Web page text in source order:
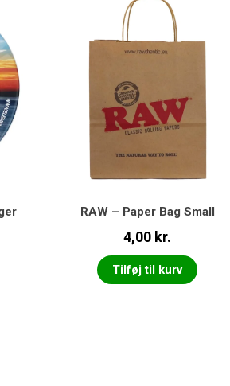
RAW – Paper Bag Small
4,00 kr.
Tilføj til kurv